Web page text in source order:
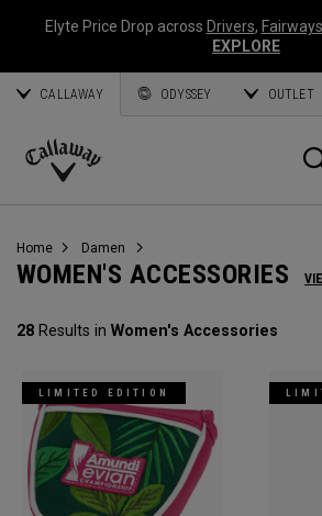
Elyte Price Drop across Drivers, Fairways
EXPLORE
CALLAWAY ODYSSEY OUTLET
Callaway
Home Damen
WOMEN'S ACCESSORIES
28 Results in Women's Accessories
LIMITED EDITION